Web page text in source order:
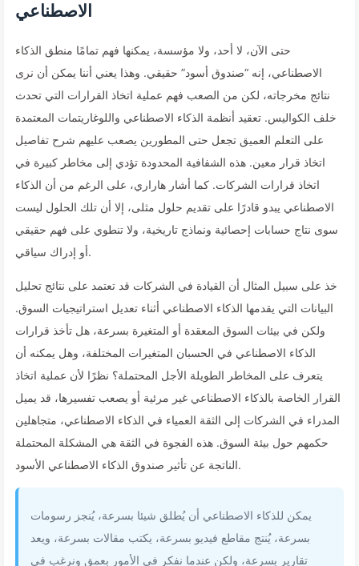
الاصطناعي
حتى الآن، لا أحد، ولا مؤسسة، يمكنها فهم تمامًا منطق الذكاء
الاصطناعي، إنه “صندوق أسود” حقيقي. وهذا يعني أننا يمكن أن نرى
نتائج مخرجاته، لكن من الصعب فهم عملية اتخاذ القرارات التي تحدث
خلف الكواليس. تعقيد أنظمة الذكاء الاصطناعي واللوغاريتمات المعتمدة
على التعلم العميق تجعل حتى المطورين يصعب عليهم شرح تفاصيل
اتخاذ قرار معين. هذه الشفافية المحدودة تؤدي إلى مخاطر كبيرة في
اتخاذ قرارات الشركات. كما أشار هاراري، على الرغم من أن الذكاء
الاصطناعي يبدو قادرًا على تقديم حلول مثلى، إلا أن تلك الحلول ليست
سوى نتاج حسابات إحصائية ونماذج تاريخية، ولا تنطوي على فهم حقيقي
أو إدراك سياقي.
خذ على سبيل المثال أن القيادة في الشركات قد تعتمد على نتائج تحليل
البيانات التي يقدمها الذكاء الاصطناعي أثناء تعديل استراتيجيات السوق.
ولكن في بيئات السوق المعقدة أو المتغيرة بسرعة، هل تأخذ قرارات
الذكاء الاصطناعي في الحسبان المتغيرات المختلفة، وهل يمكنه أن
يتعرف على المخاطر الطويلة الأجل المحتملة؟ نظرًا لأن عملية اتخاذ
القرار الخاصة بالذكاء الاصطناعي غير مرئية أو يصعب تفسيرها، قد يميل
المدراء في الشركات إلى الثقة العمياء في الذكاء الاصطناعي، متجاهلين
حكمهم حول بيئة السوق. هذه الفجوة في الثقة هي المشكلة المحتملة
الناتجة عن تأثير صندوق الذكاء الاصطناعي الأسود.
يمكن للذكاء الاصطناعي أن يُطلق شيئا بسرعة، يُنجز رسومات
بسرعة، يُنتج مقاطع فيديو بسرعة، يكتب مقالات بسرعة، ويعد
تقارير بسرعة، ولكن عندما نفكر في الأمور بعمق ونرغب في